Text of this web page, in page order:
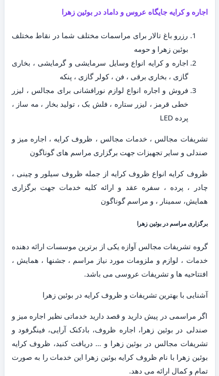
اجاره و کرایه جایگاه عروس و داماد در بوئین زهرا
رزرو باغ تالار برای مراسمات مختلف شما در نقاط مختلف
بوئین زهرا و حومه
اجاره و کرایه انواع وسایل سرمایشی و گرمایشی ، بخاری
گازی ، بخاری برقی ، فن ، کولر گازی ، پنکه
فروش و اجاره انواع لوازم نورافشانی برای مجالس ، لیزر
خطی قرمز ، لیزر ستاره ، فلش بک ، تولید بخار ، مه ساز ،
پرده LED
تشریفات مجالس ، خدمات مجالس ، ظروف کرایه ، اجاره میز و
صندلی و سایر تجهیزات جهت برگزاری مراسم های گوناگون
ظروف کرایه انواع ظروف کرایه از جمله ظروف سیلور و چینی ،
چادر ، پرده ، سفره عقد و ارائه کلیه خدمات جهت برگزاری
همایش، سمینار ، و مراسم گوناگون
برگزاری مراسم در بوئین زهرا
گروه تشریفات مجالس آوازه یکی از برترین موسسات ارائه دهنده
خدمات ، لوازم و ملزومات مورد نیاز مراسم ، جشنها ، همایش ،
افتتاحیه ها و تشریفات عروسی می باشد.
آشنایی با بهترین تشریفات و ظروف کرایه در بوئین زهرا
اگر مراسمی در پیش دارید و قصد دارید خدماتی نظیر اجاره میز و
صندلی در بوئین زهرا، اجاره ظروف، بادکنک آرایی، فینگرفود و
تشریفات مجالس در بوئین زهرا و … دریافت کنید، ظروف کرایه
بوئین زهرا با نام ظروف کرایه بوئین زهرا این خدمات را به صورت
تمام و کمال ارائه می دهد.